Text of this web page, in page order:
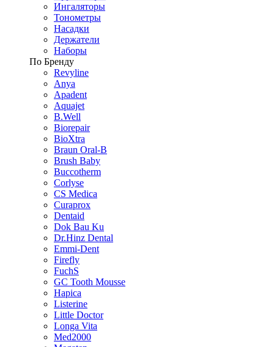
Ингаляторы
Тонометры
Насадки
Держатели
Наборы
По Бренду
Revyline
Anya
Apadent
Aquajet
B.Well
Biorepair
BioXtra
Braun Oral-B
Brush Baby
Buccotherm
Corlyse
CS Medica
Curaprox
Dentaid
Dok Bau Ku
Dr.Hinz Dental
Emmi-Dent
Firefly
FuchS
GC Tooth Mousse
Hapica
Listerine
Little Doctor
Longa Vita
Med2000